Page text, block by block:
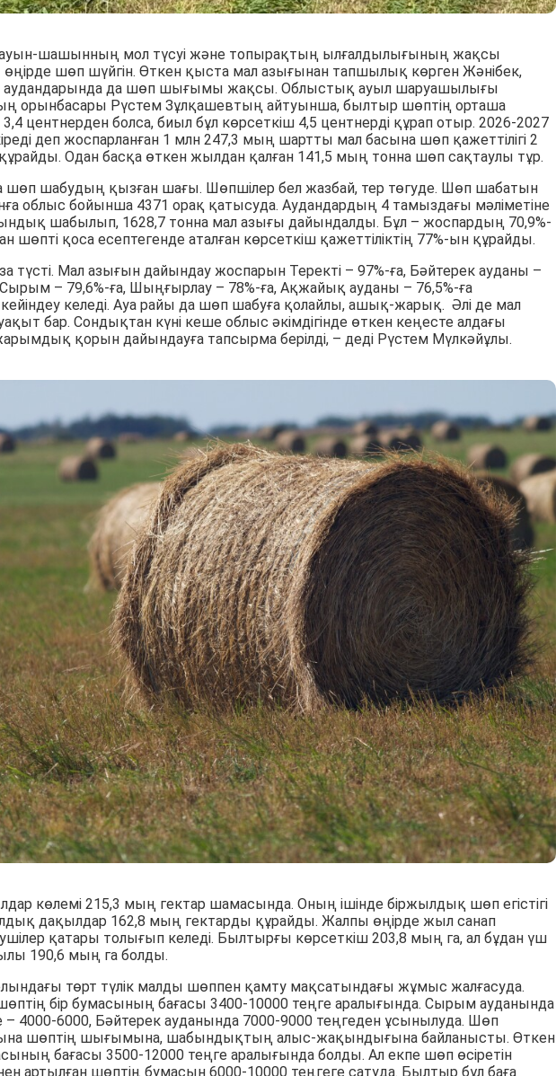
шашынның мол түсуі және топырақтың ылғалдылығының жақсы
шөп шүйгін. Өткен қыста мал азығынан тапшылық көрген Жәнібек,
аудандарында да шөп шығымы жақсы. Облыстық ауыл шаруашылығы
орынбасары Рүстем Зұлқашевтың айтуынша, былтыр шөптің орташа
3,4 центнерден болса, биыл бұл көрсеткіш 4,5 центнерді құрап отыр. 2026-2027
деп жоспарланған 1 млн 247,3 мың шартты мал басына шөп қажеттілігі 2
Одан басқа өткен жылдан қалған 141,5 мың тонна шөп сақтаулы тұр.
шөп шабудың қызған шағы. Шөпшілер бел жазбай, тер төгуде. Шөп шабатын
облыс бойынша 4371 орақ қатысуда. Аудандардың 4 тамыздағы мәліметіне
шабылып, 1628,7 тонна мал азығы дайындалды. Бұл – жоспардың 70,9%-
шөпті қоса есептегенде аталған көрсеткіш қажеттіліктің 77%-ын құрайды.
түсті. Мал азығын дайындау жоспарын Теректі – 97%-ға, Бәйтерек ауданы –
Сырым – 79,6%-ға, Шыңғырлау – 78%-ға, Ақжайық ауданы – 76,5%-ға
кейіндеу келеді. Ауа райы да шөп шабуға қолайлы, ашық-жарық. Әлі де мал
бар. Сондықтан күні кеше облыс әкімдігінде өткен кеңесте алдағы
қорын дайындауға тапсырма берілді, – деді Рүстем Мүлкәйұлы.
көлемі 215,3 мың гектар шамасында. Оның ішінде біржылдық шөп егістігі
дақылдар 162,8 мың гектарды құрайды. Жалпы өңірде жыл санап
қатары толығып келеді. Былтырғы көрсеткіш 203,8 мың га, ал бұдан үш
190,6 мың га болды.
төрт түлік малды шөппен қамту мақсатындағы жұмыс жалғасуда.
бір бумасының бағасы 3400-10000 теңге аралығында. Сырым ауданында
– 4000-6000, Бәйтерек ауданында 7000-9000 теңгеден ұсынылуда. Шөп
шөптің шығымына, шабындықтың алыс-жақындығына байланысты. Өткен
бағасы 3500-12000 теңге аралығында болды. Ал екпе шөп өсіретін
артылған шөптің бумасын 6000-10000 теңгеге сатуда. Былтыр бұл баға